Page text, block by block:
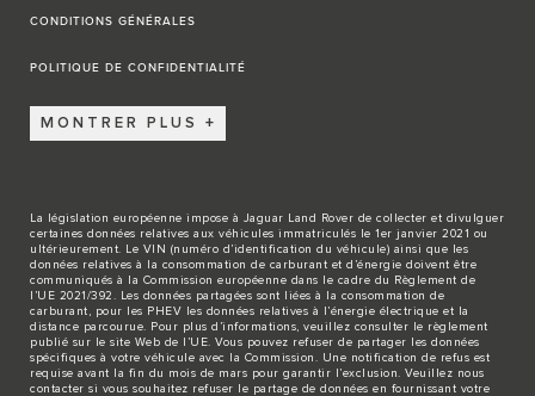
CONDITIONS GÉNÉRALES
POLITIQUE DE CONFIDENTIALITÉ
MONTRER PLUS
La législation européenne impose à Jaguar Land Rover de collecter et divulguer
certaines données relatives aux véhicules immatriculés le 1er janvier 2021 ou
ultérieurement. Le VIN (numéro d’identification du véhicule) ainsi que les
données relatives à la consommation de carburant et d’énergie doivent être
communiqués à la Commission européenne dans le cadre du Règlement de
l’UE 2021/392. Les données partagées sont liées à la consommation de
carburant, pour les PHEV les données relatives à l’énergie électrique et la
distance parcourue. Pour plus d’informations, veuillez consulter le règlement
publié sur le site Web de l’UE . Vous pouvez refuser de partager les données
spécifiques à votre véhicule avec la Commission. Une notification de refus est
requise avant la fin du mois de mars pour garantir l’exclusion. Veuillez nous
contacter si vous souhaitez refuser le partage de données en fournissant votre